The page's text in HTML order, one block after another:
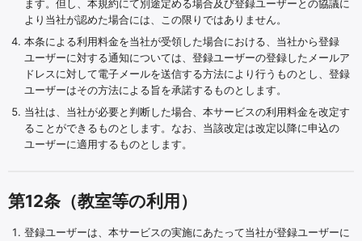
ます。但し、本規約にて別途定める場合及び登録ユーザーとの協議に
より当社が認めた場合には、この限りではありません。
本条による利用料金を当社が受領した場合における、当社から登録
ユーザーに対する通知については、登録ユーザーの登録したメールア
ドレスに対して電子メールを送信する方法により行うものとし、登録
ユーザーはその方法による旨を承諾するものとします。
当社は、当社が必要と判断した場合、本サービスの利用料金を改定す
ることができるものとします。なお、当該改定は改定以降に申込の
ユーザーに適用するものとします。
第12条（教室等の利用）
登録ユーザーは、本サービスの実施にあたって当社が登録ユーザーに